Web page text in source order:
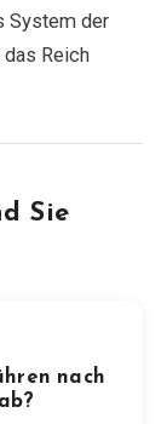
System der
Reich
Sie
nach